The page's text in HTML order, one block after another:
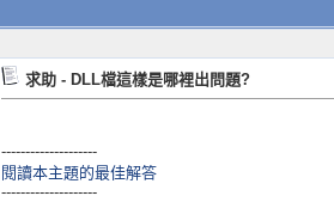
求助 - DLL檔這樣是哪裡出問題?
--------------------
閱讀本主題的最佳解答
--------------------